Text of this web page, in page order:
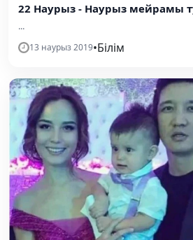
22 Наурыз - Наурыз мейрамы
...
13 наурыз 2019•Білім